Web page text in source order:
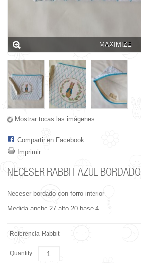
MAXIMIZE
Mostrar todas las imágenes
Compartir en Facebook
Imprimir
NECESER RABBIT AZUL BORDADO
Neceser bordado con forro interior
Medida ancho 27 alto 20 base 4
Referencia Rabbit
Quantity: